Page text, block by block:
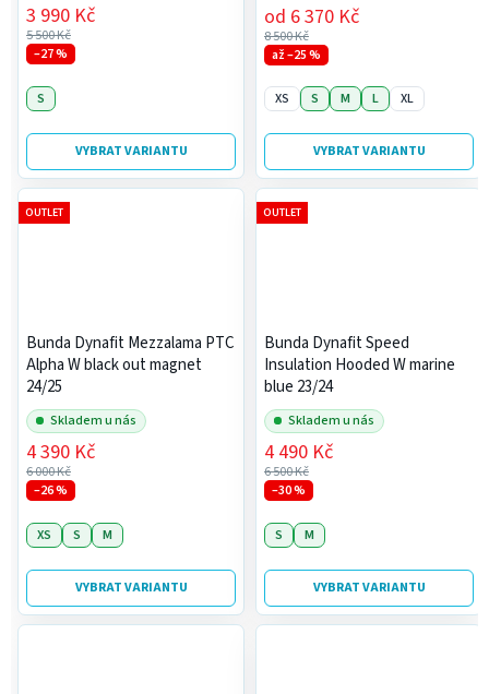
5 500 Kč
3 990 Kč
–27 %
VYBRAT VARIANTU
S
8 500 Kč
od 6 370 Kč
až –25 %
VYBRAT VARIANTU
XS S M L XL
Bunda Dynafit Mezzalama PTC
Alpha W black out magnet
24/25
Skladem u nás
6 000 Kč
4 390 Kč
–26 %
VYBRAT VARIANTU
OUTLET
XS S M
Bunda Dynafit Speed
Insulation Hooded W marine
blue 23/24
Skladem u nás
6 500 Kč
4 490 Kč
–30 %
VYBRAT VARIANTU
OUTLET
S M